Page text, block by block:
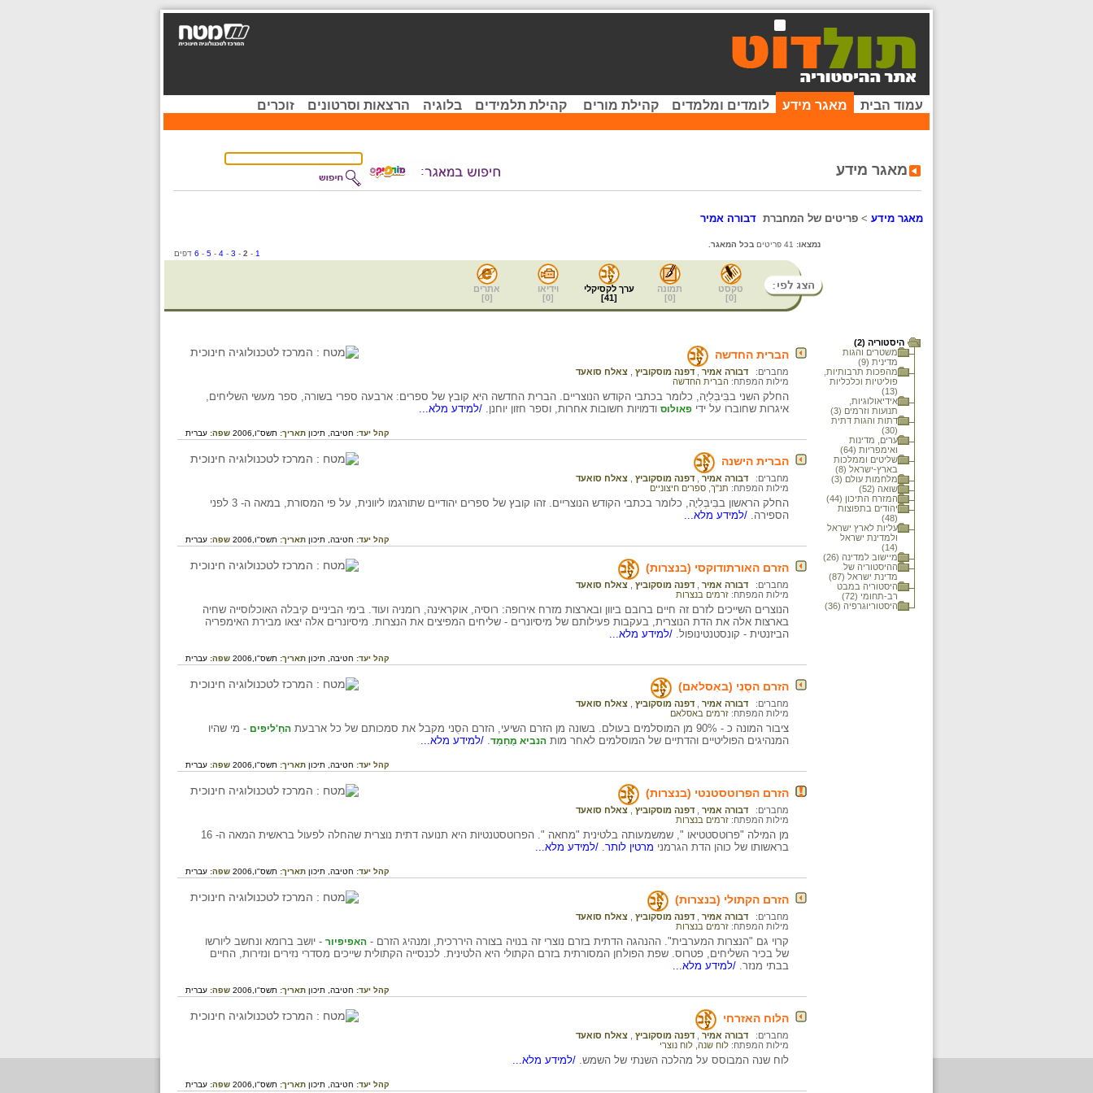
עמוד הבית מאגר מידע לומדים ומלמדים קהילת מורים קהילת תלמידים בלוגיה הרצאות וסרטונים זוכרים
מאגר מידע
מאגר מידע > פריטים של המחברת דבורה אמיר
נמצאו:
בכל המאגר.
1
-
2
-
3
-
4
-
5
-
6 דפים
טקסט
[
0
]
תמונה
[
0
]
ערך לקסיקלי
[
41
]
וידיאו
[
0
]
אתרים
[
0
]
היסטוריה (2)
משטרים והגות
מדינית (9)
מהפכות תרבותיות,
פוליטיות וכלכליות
(13)
אידיאולוגיות,
תנועות וזרמים (3)
דתות והגות דתית
(30)
ערים, מדינות
ואימפריות (64)
שליטים וממלכות
בארץ-ישראל (8)
מלחמות עולם (3)
שואה (52)
המזרח התיכון (44)
יהודים בתפוצות
(48)
עליות לארץ ישראל
ולמדינת ישראל
(14)
מיישוב למדינה (26)
ההיסטוריה של
מדינת ישראל (87)
היסטוריה במבט
רב-תחומי (72)
היסטוריוגרפיה (36)
הברית החדשה
מחברים: דבורה אמיר ,דפנה מוסקוביץ
צאלח סואעד
מילות המפתח: הברית החדשה
החלק השני בבִּיבְּלִיָה, כלומר בכתבי הקודש הנוצריים. הברית החדשה היא קובץ של ספרים: ארבעה ספרי בשורה, ספר מעשי השליחים,
איגרות שחוברו על ידי פאולוס ודמויות חשובות אחרות, וספר חזון יוחנן. /למידע מלא...
קהל יעד: חטיבה, תיכון תאריך: תשס"ו,2006 שפה: עברית
הברית הישנה
מחברים: דבורה אמיר ,דפנה מוסקוביץ
צאלח סואעד
מילות המפתח: תנ"ך ספרים חיצוניים
החלק הראשון בבִּיבְּלִיָה, כלומר בכתבי הקודש הנוצריים. זהו קובץ של ספרים יהודיים שתורגמו ליוונית, על פי המסורת, במאה ה- 3 לפני
הספירה. /למידע מלא...
קהל יעד: חטיבה, תיכון תאריך: תשס"ו,2006 שפה: עברית
הזרם האורתודוקסי (בנצרות)
מחברים: דבורה אמיר ,דפנה מוסקוביץ
צאלח סואעד
מילות המפתח: זרמים בנצרות
הנוצרים השייכים לזרם זה חיים ברובם ביוון ובארצות מזרח אירופה: רוסיה, אוקראינה, רומניה ועוד. בימי הביניים קיבלה האוכלוסייה שחיה
בארצות אלה את הדת הנוצרית, בעקבות פעילותם של מיסיונרים - שליחים המפיצים את הנצרות. מיסיונרים אלה יצאו מבירת האימפריה
הביזנטית - קונסטנטינופול. /למידע מלא...
קהל יעד: חטיבה, תיכון תאריך: תשס"ו,2006 שפה: עברית
הזרם הסֻנִי (באִסלאם)
מחברים: דבורה אמיר ,דפנה מוסקוביץ
צאלח סואעד
מילות המפתח: זרמים באסלאם
ציבור המונה כ - 90% מן המוסלמים בעולם. בשונה מן הזרם השיעי, הזרם הסֻני מקבל את סמכותם של כל ארבעת החַ'ליפים - מי שהיו
המנהיגים הפוליטיים והדתיים של המוסלמים לאחר מות הנביא מֻחַמַד. /למידע מלא...
קהל יעד: חטיבה, תיכון תאריך: תשס"ו,2006 שפה: עברית
הזרם הפרוטסטנטי (בנצרות)
מחברים: דבורה אמיר ,דפנה מוסקוביץ
צאלח סואעד
מילות המפתח: זרמים בנצרות
מן המילה "פרוטסטטיאו ", שמשמעותה בלטינית "מחאה ". הפרוטסטנטיות היא תנועה דתית נוצרית שהחלה לפעול בראשית המאה ה- 16
בראשותו של כוהן הדת הגרמני מרטין לותר. /למידע מלא...
קהל יעד: חטיבה, תיכון תאריך: תשס"ו,2006 שפה: עברית
הזרם הקתולי (בנצרות)
מחברים: דבורה אמיר ,דפנה מוסקוביץ
צאלח סואעד
מילות המפתח: זרמים בנצרות
קרוי גם "הנצרות המערבית". ההנהגה הדתית בזרם נוצרי זה בנויה בצורה היררכית, ומנהיג הזרם - האפיפיור - יושב ברומא ונחשב ליורשו
של בכיר השליחים, פטרוס. שפת הפולחן המסורתית בזרם הקתולי היא הלטינית. לכנסייה הקתולית שייכים מסדרי נזירים ונזירות, החיים
בבתי מנזר. /למידע מלא...
קהל יעד: חטיבה, תיכון תאריך: תשס"ו,2006 שפה: עברית
הלוח האזרחי
מחברים: דבורה אמיר ,דפנה מוסקוביץ
צאלח סואעד
מילות המפתח: לוח שנה לוח נוצרי
לוח שנה המבוסס על מהלכה השנתי של השמש. /למידע מלא...
קהל יעד: חטיבה, תיכון תאריך: תשס"ו,2006 שפה: עברית